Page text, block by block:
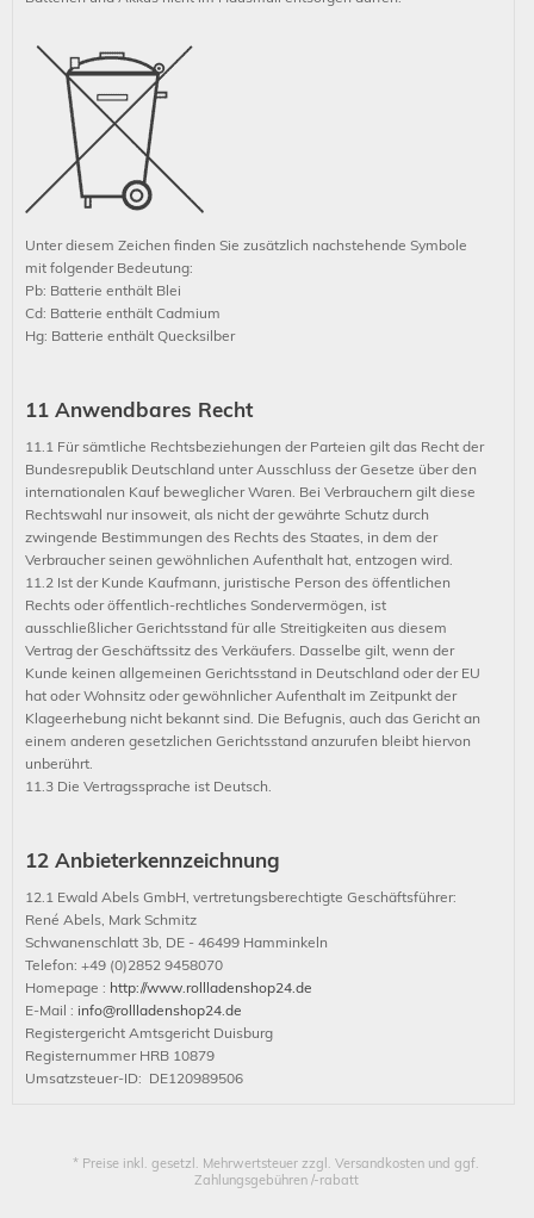
Unter diesem Zeichen finden Sie zusätzlich nachstehende Symbole
mit folgender Bedeutung:
Pb: Batterie enthält Blei
Cd: Batterie enthält Cadmium
Hg: Batterie enthält Quecksilber
11 Anwendbares Recht
11.1 Für sämtliche Rechtsbeziehungen der Parteien gilt das Recht der
Bundesrepublik Deutschland unter Ausschluss der Gesetze über den
internationalen Kauf beweglicher Waren. Bei Verbrauchern gilt diese
Rechtswahl nur insoweit, als nicht der gewährte Schutz durch
zwingende Bestimmungen des Rechts des Staates, in dem der
Verbraucher seinen gewöhnlichen Aufenthalt hat, entzogen wird.
11.2 Ist der Kunde Kaufmann, juristische Person des öffentlichen
Rechts oder öffentlich-rechtliches Sondervermögen, ist
ausschließlicher Gerichtsstand für alle Streitigkeiten aus diesem
Vertrag der Geschäftssitz des Verkäufers. Dasselbe gilt, wenn der
Kunde keinen allgemeinen Gerichtsstand in Deutschland oder der EU
hat oder Wohnsitz oder gewöhnlicher Aufenthalt im Zeitpunkt der
Klageerhebung nicht bekannt sind. Die Befugnis, auch das Gericht an
einem anderen gesetzlichen Gerichtsstand anzurufen bleibt hiervon
unberührt.
11.3 Die Vertragssprache ist Deutsch.
12 Anbieterkennzeichnung
12.1 Ewald Abels GmbH, vertretungsberechtigte Geschäftsführer:
René Abels, Mark Schmitz
Schwanenschlatt 3b, DE - 46499 Hamminkeln
Telefon: +49 (0)2852 9458070
Homepage : http://www.rollladenshop24.de
E-Mail : info@rollladenshop24.de
Registergericht Amtsgericht Duisburg
Registernummer HRB 10879
Umsatzsteuer-ID: DE120989506
* Preise inkl. gesetzl. Mehrwertsteuer zzgl. Versandkosten und ggf.
Zahlungsgebühren /-rabatt